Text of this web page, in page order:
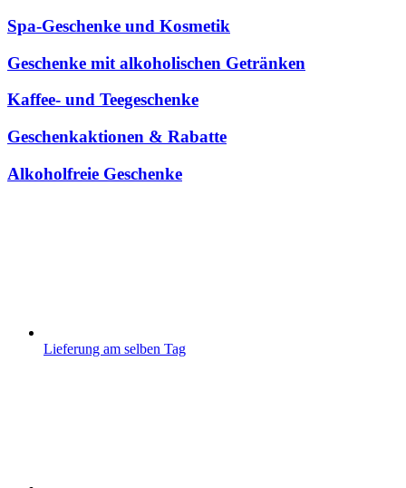
Spa-Geschenke und Kosmetik
Geschenke mit alkoholischen Getränken
Kaffee- und Teegeschenke
Geschenkaktionen & Rabatte
Alkoholfreie Geschenke
Lieferung am selben Tag